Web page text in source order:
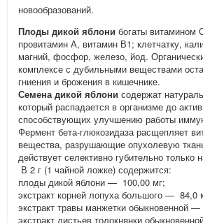
новообразований.
Плоды дикой яблони богаты витамином
провитамин А, витамин В1; клетчатку,
магний, фосфор, железо, йод.
комплексе с дубильными веществами
гниения и брожения в кишечнике.
Семена дикой яблони содержат
который распадается в организме до
способствующих улучшению работы
Фермент бета-глюкозидаза расщепляет
вещества, разрушающие опухолевую
действует селективно губительно только
В 2 г (1 чайной ложке) содержится:
плоды дикой яблони — 100,00 мг;
экстракт корней лопуха большого — 84,0
экстракт травы манжетки обыкновенной —
экстракт листьев толокнянки